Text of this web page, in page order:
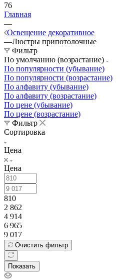
76
Главная
—
Освещение декоративное
—Люстры припотолочные
Фильтр
По умолчанию (возрастание)
По популярности (убывание)
По популярности (возрастание)
По алфавиту (убывание)
По алфавиту (возрастание)
По цене (убывание)
По цене (возрастание)
Фильтр
Сортировка
Цена
Цена
810
2 862
4 914
6 965
9 017
Очистить фильтр
Показать